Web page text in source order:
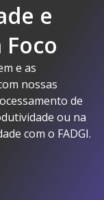
e
e as
nossas
de
ou na
com o FADGI.